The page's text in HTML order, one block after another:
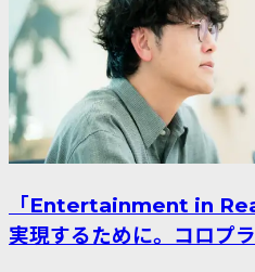
「Entertainment in
実現するために。コロプ